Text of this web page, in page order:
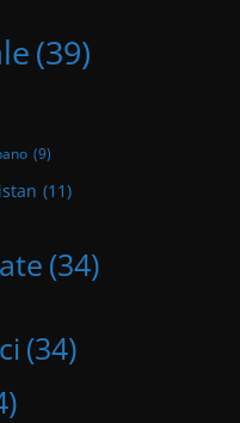
(39)
(9)
(11)
(34)
(34)